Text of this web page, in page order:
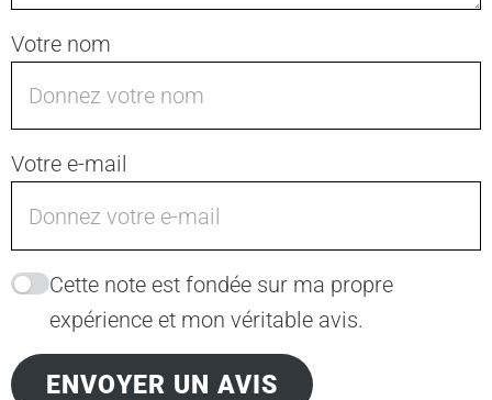
Votre nom
Votre e-mail
Cette note est fondée sur ma propre
expérience et mon véritable avis.
ENVOYER UN AVIS